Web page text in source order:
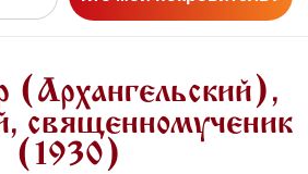
(Архангельский),
священномученик
(1930)